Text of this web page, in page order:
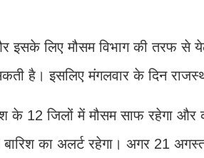
इसके लिए मौसम विभाग की तरफ से
है। इसलिए मंगलवार के दिन
के 12 जिलों में मौसम साफ रहेगा और
बारिश का अलर्ट रहेगा। अगर 21